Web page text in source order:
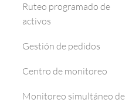
Ruteo programado de
activos
Gestión de pedidos
Centro de monitoreo
Monitoreo simultáneo de